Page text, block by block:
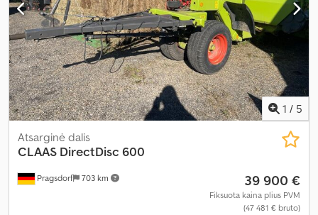
1 / 5
Pragsdorf 703 km
Atsarginė dalis
CLAAS DirectDisc 600
39 900 €
Fiksuota kaina plius PVM
(47 481 € bruto)